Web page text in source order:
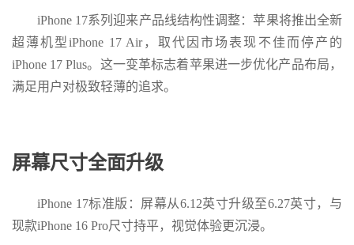
iPhone 17系列迎来产品线结构性调整：苹果将推出全新
超薄机型iPhone 17 Air，取代因市场表现不佳而停产的
iPhone 17 Plus。这一变革标志着苹果进一步优化产品布局，
满足用户对极致轻薄的追求。
屏幕尺寸全面升级
iPhone 17标准版 ：屏幕从6.12英寸升级至6.27英寸，与
现款iPhone 16 Pro尺寸持平，视觉体验更沉浸。